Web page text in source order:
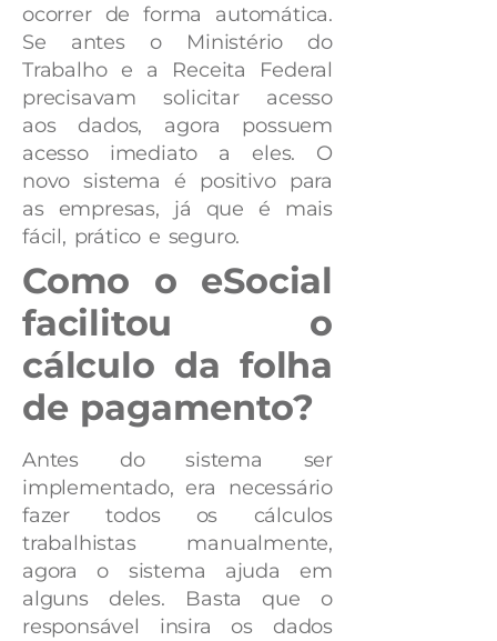
ocorrer de forma automática.
Se antes o Ministério do
Trabalho e a Receita Federal
precisavam solicitar acesso
aos dados, agora possuem
acesso imediato a eles. O
novo sistema é positivo para
as empresas, já que é mais
fácil, prático e seguro.
Como o eSocial
facilitou o
cálculo da folha
de pagamento?
Antes do sistema ser
implementado, era necessário
fazer todos os cálculos
trabalhistas manualmente,
agora o sistema ajuda em
alguns deles. Basta que o
responsável insira os dados